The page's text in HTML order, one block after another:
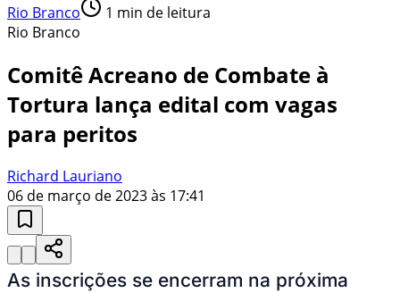
Rio Branco 1 min de leitura
Rio Branco
Comitê Acreano de Combate à
Tortura lança edital com vagas
para peritos
Richard Lauriano
06 de março de 2023 às 17:41
As inscrições se encerram na próxima